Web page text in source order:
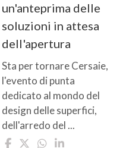
un'anteprima delle
soluzioni in attesa
dell'apertura
Sta per tornare Cersaie,
l'evento di punta
dedicato al mondo del
design delle superfici,
dell'arredo del ...